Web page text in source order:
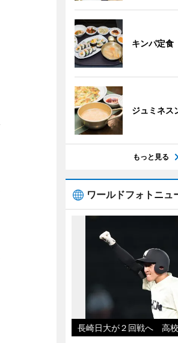
キンパ定食
ジュミネス
もっと見る
ワールドフォトニュ
長崎日大が２回戦へ 高